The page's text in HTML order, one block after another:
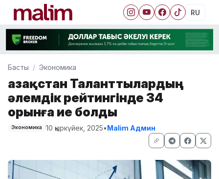
RU
Басты Экономика
Қазақстан Таланттылардың
әлемдік рейтингінде 34
орынға ие болды
Экономика 10 қыркүйек, 2025•Malim Админ